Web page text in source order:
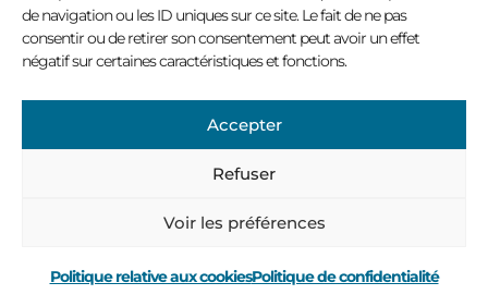
de navigation ou les ID uniques sur ce site. Le fait de ne pas
consentir ou de retirer son consentement peut avoir un effet
négatif sur certaines caractéristiques et fonctions.
Accepter
Refuser
Voir les préférences
Politique relative aux cookiesPolitique de confidentialité